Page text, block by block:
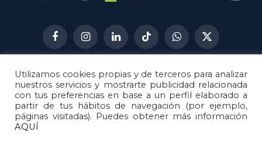
FacebookInstagramLinkedInTikTokWhatsApp
X
(Twitter)
AVISO LEGAL
METODOLOGÍA
POLÍTICA DE COOKIES
POLÍTICA DE CORRECCIONES
Utilizamos cookies propias y de terceros para analizar
nuestros servicios y mostrarte publicidad relacionada
con tus preferencias en base a un perfil elaborado a
partir de tus hábitos de navegación (por ejemplo,
páginas visitadas). Puedes obtener más información
AQUÍ